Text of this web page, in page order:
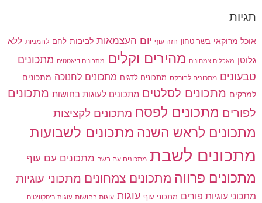
תגיות
אוכל מרוקאי בשר טחון חזה עוף יום העצמאות לביבות לחם לחמניות ללא
גלוטן מאכלים צמחונים מהירים וקלים מתכונים דיאטטים מתכונים
טבעונים מתכונים לבורקס מתכונים לדגים מתכונים לחנוכה מתכונים
למרקים מתכונים לסלטים מתכונים לעוגות בחושות מתכונים
לפורים מתכונים לפסח מתכונים לקציצות
מתכונים לראש השנה מתכונים לשבועות
מתכונים לשבת מתכונים עם בשר מתכונים עם עוף
מתכונים פרווה מתכונים צמחונים מתכוני עוגיות
מתכוני עוגיות פורים מתכוני עוף עוגות עוגות בחושות עוגות ביסקוויטים